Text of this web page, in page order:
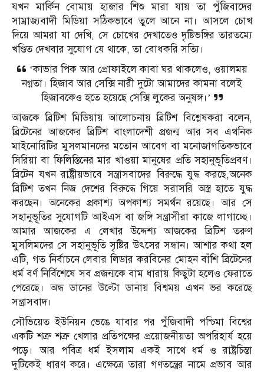
যখন মার্কিন বোমায় হাজার শিশু মারা যায় তা পুঁজিবাদের
সাম্রাজ্যবাদী মিডিয়া সঠিকভাবে তুলে আনে না। আসলে চোখ
দিয়ে আমরা যা দেখি, সে চোখের দেখাতেও দৃষ্টিভঙ্গির তারতম্যে
খণ্ডিত দেখবার সুযোগ যে থাকে, তা বোধকরি সত্যি।
‘কাভার পিক আর প্রোফাইলে কাবা ঘর থাকলেও, ওয়ালময়
নগ্নতা। হিজাব আর সেক্সি নারী দুটো আমাদের কামনা বলেই
হিজাবকেও হতে হয়েছে সেক্সি লুকের অনুষঙ্গ।’
আজকে ব্রিটিশ মিডিয়ায় আলোচনায় ব্রিটিশ বিশ্লেষকরা বলেন,
ব্রিটেনের আজকের ব্রিটিশ বাংলাদেশী প্রজন্ম আর সব এথনিক
মাইনোরিটির মুসলমানদের মতোন আবেগ বা মনোজাগতিকভাবে
সিরিয়া বা ফিলিস্তিনের মার খাওয়া মানুষের প্রতি সহানুভূতিপ্রবণ।
ব্রিটেন যখন রাষ্ট্রীয়ভাবে সন্ত্রাসবাদের বিরুদ্ধে যুদ্ধ করছে,অনেক
ব্রিটিশ তখন নিজ দেশের বিরুদ্ধে গিয়ে সরাসরি অস্ত্র হাতে যুদ্ধ
করছেন। অনেকের প্রকাশ্য অপকাশ্য সমর্থন রয়েছে। আর সে
সহানুভূতির সুযোগটি আইএস বা জঙ্গি সন্ত্রাসীরা কাজে লাগাচ্ছে।
আমার আজকের এ লেখার উদ্দেশ্য আজকের ব্রিটিশ তরুণ
মুসলিমদের সে সহানুভূতি সৃষ্টির উৎসের সন্ধান। আশার কথা হল
এটি, গত নির্বাচনে লেবার লিডার করবিনের মোহন বাঁশি ব্রিটেনের
ধর্ম বর্ণ নির্বিশেষে সব প্রজন্মকে বাম ধারায় কিছুটা হলেও ফেরাতে
পেরেছে। অন্ধ ডানের উল্টো ডানায় বিশ্বময় এখন ভর করেছে
সন্ত্রাসবাদ।
সৌভিয়েত ইউনিয়ন ভেঙে যাবার পর পুঁজিবাদী পশ্চিমা বিশ্বের
একটি শত্রু শত্রু খেলার প্রতিপক্ষের প্রয়োজনীয়তা অপরিহার্য হয়ে
পড়ে। আর পবিত্র ধর্ম ইসলাম একই সাথে ধর্ম ও রাষ্ট্রচিন্তা
দুটিকেই ধারণ করে। এক্ষেত্রে তারা গণতন্ত্রের নামে প্রভাব আর